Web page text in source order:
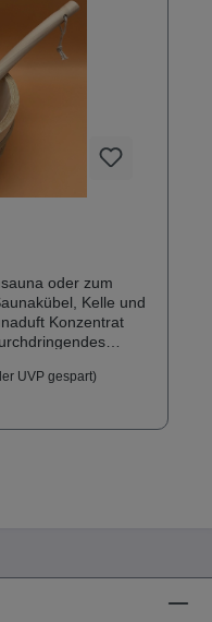
oder zum
Kelle und
Konzentrat
häufigsten in
in zahlreichen
von
UVP gespart)